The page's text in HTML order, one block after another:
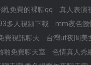
,免費的裸聊qq 真人表演
多人視頻下載 mm夜色激
費視訊聊天 台灣ut夜間美
啪免費聊天室 色情真人秀